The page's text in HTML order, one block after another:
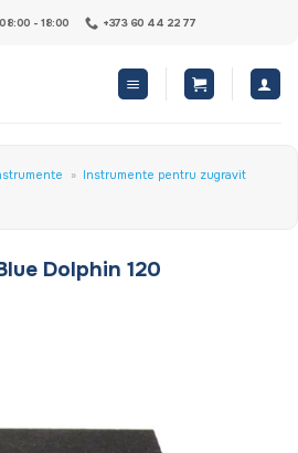
08:00 - 18:00 +373 60 44 22 77
» Instrumente pentru zugravit
Dolphin 120